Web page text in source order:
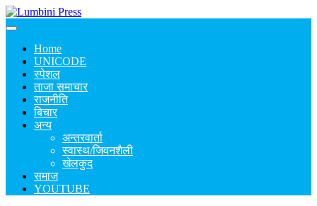
Home
UNICODE
स्पेशल
ताजा समाचार
राजनीति
बिचार
अन्य
अन्तरवार्ता
स्वास्थ/जिवनशैली
खेलकुद
समाज
YOUTUBE